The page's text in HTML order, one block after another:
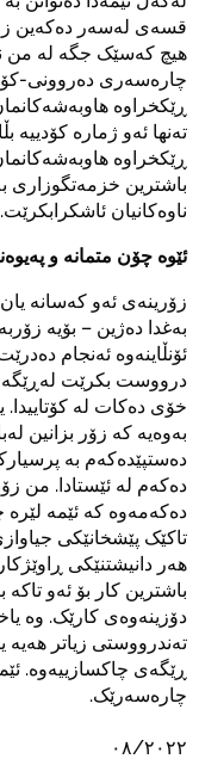
قسەی لەسەر دەکەین
هیچ کەسێک جگە لە من
چارەسەری دەروونی-
ڕێکخراوە
تەنها ئەو ژمارە کۆدییە
ڕێکخراوە
باشترین خزمەتگوزاری
ناوەکانیان ئاشکرابکرێت.
ئێوە چۆن متمانە و
زۆرینەی ئەو کەسانە
بەغدا دەژین – بۆیە
ئۆنڵاینەوە ئەنجام
درووست بکرێت
خۆی دەکات لە
بەوەیە کە زۆر بزانین
دەستپێدەکەم بە
دەکەم لە ئێستادا. من
دەکەمەوە کە ئێمە
تاکێک پێشخانێکی
هەر دانیشتنێکی
باشترین کار بۆ ئەو تاکە
دۆزینەوەی کارێک. وە
تەندرووستی زیاتر
ڕێگەی چاکسازییەوە.
چارەسەرێک.
٠٨/٢٠٢٢